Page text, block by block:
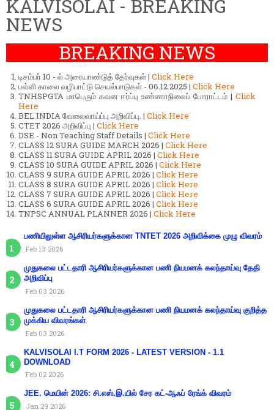
KALVISOLAI - BREAKING
NEWS
BREAKING NEWS
டிசம்பர் 10 - ல் அரையாண்டுத் தேர்வுகள் | Click Here
பள்ளி காலை வழிபாட்டு செயல்பாடுகள் - 06.12.2025 | Click Here
TNHSPGTA மாபெரும் கவன ஈர்ப்பு உண்ணாநிலைப் போராட்டம் | Click
Here
BEL INDIA வேலைவாய்ப்பு அறிவிப்பு. | Click Here
CTET 2026 அறிவிப்பு | Click Here
DSE - Non Teaching Staff Details | Click Here
CLASS 12 SURA GUIDE MARCH 2026 | Click Here
CLASS 11 SURA GUIDE APRIL 2026 | Click Here
CLASS 10 SURA GUIDE APRIL 2026 | Click Here
CLASS 9 SURA GUIDE APRIL 2026 | Click Here
CLASS 8 SURA GUIDE APRIL 2026 | Click Here
CLASS 7 SURA GUIDE APRIL 2026 | Click Here
CLASS 6 SURA GUIDE APRIL 2026 | Click Here
TNPSC ANNUAL PLANNER 2026 | Click Here
பணியிலுள்ள ஆசிரியர்களுக்கான TNTET 2026 அறிவிக்கை முழு விவரம்
Feb 13 2026
முதுகலை பட்டதாரி ஆசிரியர்களுக்கான பணி நியமனக் கலந்தாய்வு தேதி
அறிவிப்பு
Feb 03 2026
முதுகலை பட்டதாரி ஆசிரியர்களுக்கான பணி நியமனக் கலந்தாய்வு குறித்த
முக்கிய விவரங்கள்
Feb 03 2026
KALVISOLAI I.T FORM 2026 - LATEST VERSION - 1.1
DOWNLOAD
Feb 02 2026
JEE. மெயின் 2026: சி.எஸ்.இ.யில் சேர கட்-ஆஃப் ரேங்க் விவரம்
Jan 29 2026